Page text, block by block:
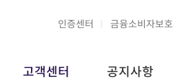
인증센터 금융소비자보호
고객센터 공지사항